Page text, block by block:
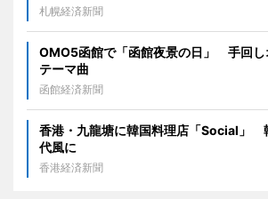
札幌経済新聞
OMO5函館で「函館夜景の日」 手回し
テーマ曲
函館経済新聞
香港・九龍塘に韓国料理店「Social」
代風に
香港経済新聞